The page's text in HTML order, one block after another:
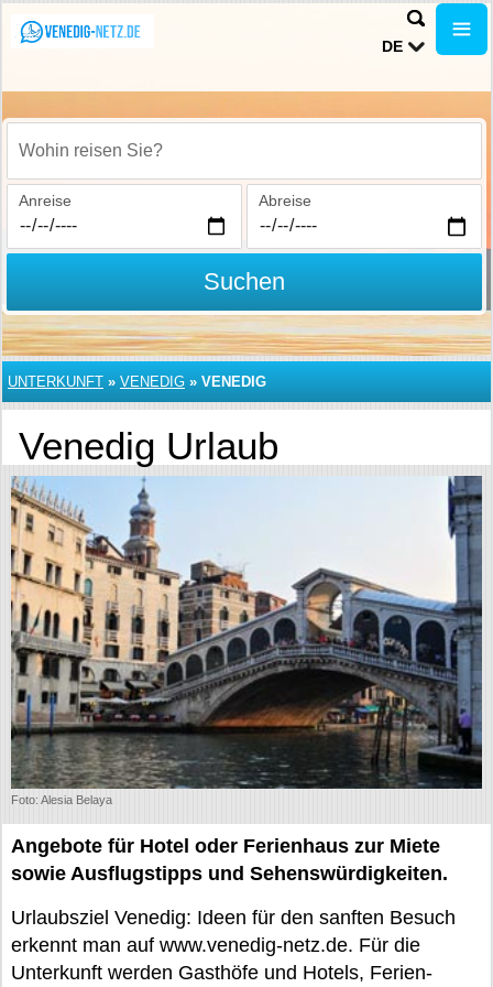
DE
Wohin reisen Sie?
Anreise Abreise
Suchen
UNTERKUNFT » VENEDIG » VENEDIG
Venedig Urlaub
Foto: Alesia Belaya
Angebote für Hotel oder Ferienhaus zur Miete
sowie Ausflugstipps und Sehenswürdigkeiten.
Urlaubsziel Venedig: Ideen für den sanften Besuch
erkennt man auf www.venedig-netz.de. Für die
Unterkunft werden Gasthöfe und Hotels, Ferien-